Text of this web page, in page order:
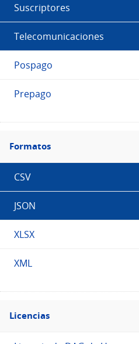
Suscriptores
Telecomunicaciones
Pospago
Prepago
Filtro
Formatos
Formatos
CSV
JSON
XLSX
XML
Filtro
Licencias
Licencias